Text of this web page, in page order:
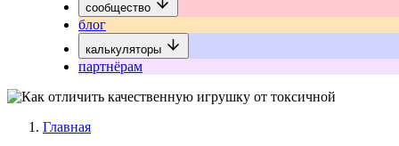
сообщество
блог
калькуляторы
партнёрам
Главная